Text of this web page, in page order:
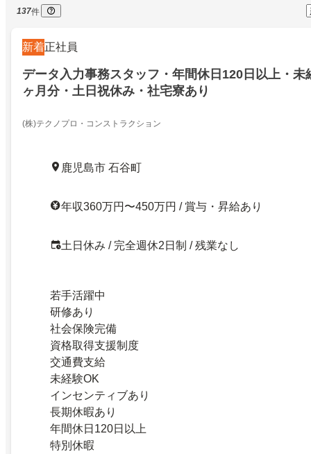
137件
新着正社員
データ入力事務スタッフ・年間休日120日以上・未
ヶ月分・土日祝休み・社宅寮あり
(株)テクノプロ・コンストラクション
鹿児島市 石谷町
年収360万円〜450万円 / 賞与・昇給あり
土日休み / 完全週休2日制 / 残業なし
若手活躍中
研修あり
社会保険完備
資格取得支援制度
交通費支給
未経験OK
インセンティブあり
長期休暇あり
年間休日120日以上
特別休暇